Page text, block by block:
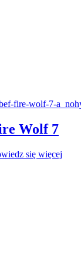
Wolf 7
się więcej